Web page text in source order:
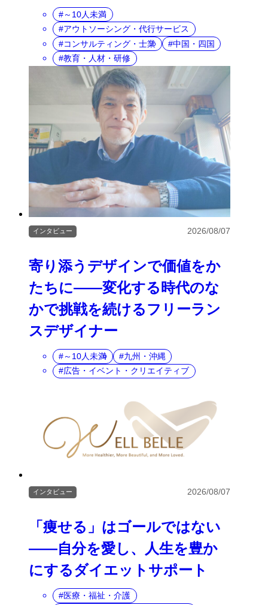
～10人未満
アウトソーシング・代行サービス
コンサルティング・士業
中国・四国
教育・人材・研修
寄り添うデザインで価値をか
たちに――変化する時代のな
かで挑戦を続けるフリーラン
スデザイナー
インタビュー 2026/08/07
～10人未満
九州・沖縄
広告・イベント・クリエイティブ
「痩せる」はゴールではない
――自分を愛し、人生を豊か
にするダイエットサポート
インタビュー 2026/08/07
医療・福祉・介護